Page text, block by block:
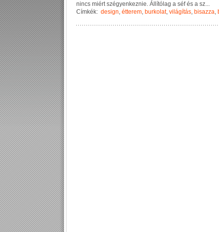
nincs miért szégyen keznie. Á ító ag a séf és a sz...
Címkék: design, étterem, burkolat, világítás, bisazza,